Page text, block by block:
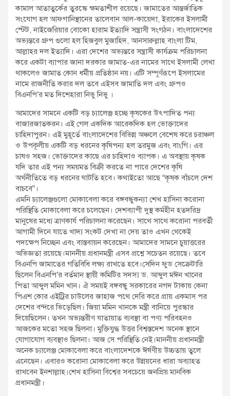
কামাল আতাতুর্কের তুরস্কে ক্ষমতাশীল রয়েছে। জামাতের আন্তর্জাতিক
সংযোগ হল আফগানিস্থানের তালেবান আল-কায়েদা, ইরাকের ইসলামী
স্টেট, নাইজেরিয়ার বোকো হারাম ইত্যাদি সন্ত্রাসী সংগঠন। বাংলাদেশের
অভ্যন্তরে গ্রুপ গুলো হল হিজবুল মুজাহিদ, আনসারুল্লাহ বাংলা টিম,
আল্লাহর দল ইত্যাদি। এরা দেশের অভ্যন্তরে সন্ত্রাসী কার্যক্রম পরিচালনা
করে একটা ব্যাপার জানা দরকার জামাত-এর নামের সাথে ইসলামী লেখা
থাকলেও জামাত কোন ধর্মীয় প্রতিষ্ঠান নয়। এটি সম্পূর্ণরূপে ইসলামের
নামে রাজনীতি করার দল তবে এইসব জামাতি দল এবং গ্রুপও
বিএনপি’র মত দিশেহারা নিভু নিভু ।
আমাদের সামনে একটি বড় চ্যালেঞ্জ হচ্ছে কৃষকের উৎপাদিত পন্য
বাজারজাতকরন। এই গেল একদিক আরেকদিক হল ভোক্তাদের
চাহিদাপুরন। এই মুহূর্তে বাংলাদেশের বিভিন্ন অঞ্চলে বেশেষ করে চরাঞ্চল
ও উপকূলীয় একটি বড় ধরনের কৃষিপন্য হল তরমুজ এবং বাংগি। এর
চাষও সহজ। ভোক্তাদের কাছে এর চাহিদাও ব্যাপক। এ অবস্থায় কৃষক
যদি তার এই পন্য সময়মত বিক্রী করতে না পারে দেশের কৃষি
অর্থনীতিতে বড় ধরনের ঘাটতি হবে। কথাইতো আছে “কৃষক বাঁচলে দেশ
বাচবে”।
এমনি চ্যালেঞ্জগুলো মোকাবেলা করে বঙ্গবন্ধুকন্যা শেখ হাসিনা করোনা
পরিস্থিতি মোকাবেলা করে চলেছেন। দেশব্যাপী দুস্থ কর্মহীন হতদরিদ্র
মানুষের মধ্যে ত্রাণকার্য পরিচালনা করেছেন। সাথে সাথে করোনা পরবর্তী
আগামী দিনে যাতে খাদ্য সংকট দেখা না দেয় তাও এখন থেকেই
পদক্ষেপ নিচ্ছেন এবং বাস্তবায়ন করেছেন। আমাদের সামনে চুয়াত্তরের
অভিজ্ঞতা রয়েছে।মাননীয় প্রধানমন্ত্রী এসব প্রশ্নে সচেতন রয়েছে। তবে
বিএনপি জামাতের গতিবিধি লক্ষ্য রাখতে হবে।সেদিন ফুড সেক্রেটারি
ছিলেন বিএনপি’র বর্তমান স্থায়ী কমিটির সদস্য ড. আব্দুল মঈন খানের
পিতা আব্দুল মমিন খান। ঐ সময়ই বঙ্গবন্ধু সরকারের নগদ টাকায় কেনা
পিএশ কোর এইট্রির চাউলের জাহাজ পথে দেরি করে প্রায় একমাস পর
দেশের বন্দরে ভিড়েছিল। জিয়া মমিন খানকে মন্ত্রী বানিয়ে পুরস্কার
দিয়েছিলেন। তখন অভ্যন্তরীণ যাতায়াত ব্যবস্থা বা পণ্য পরিবহনও
আজকের মতো সহজ ছিলনা। মুক্তিযুদ্ধ উত্তর বিশ্বস্তদেশ অনেক স্থানে
যোগাযোগ ব্যবস্থাও ছিলনা। আজ সে পরিস্থিতি নেই।মাননীয় প্রধানমন্ত্রী
অনেক চ্যালেঞ্জ মোকাবেলা করে বাংলাদেশকে ঈর্ষণীয় উচ্চতায় তুলে
এনেছেন। এবারও করোনা মোকাবেলা করে উন্নয়নের ধারা অব্যাহত
রাখবেন ইনশাল্লাহ।শেখ হাসিনা বিশ্বের সবচেয়ে জনপ্রিয় মানবিক
প্রধানমন্ত্রী।